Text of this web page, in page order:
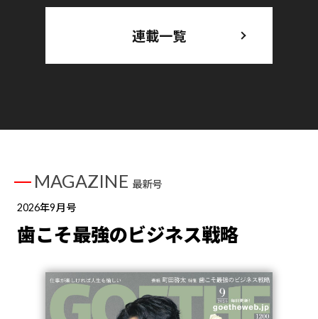
連載一覧
MAGAZINE 最新号
2026年9月号
歯こそ最強のビジネス戦略